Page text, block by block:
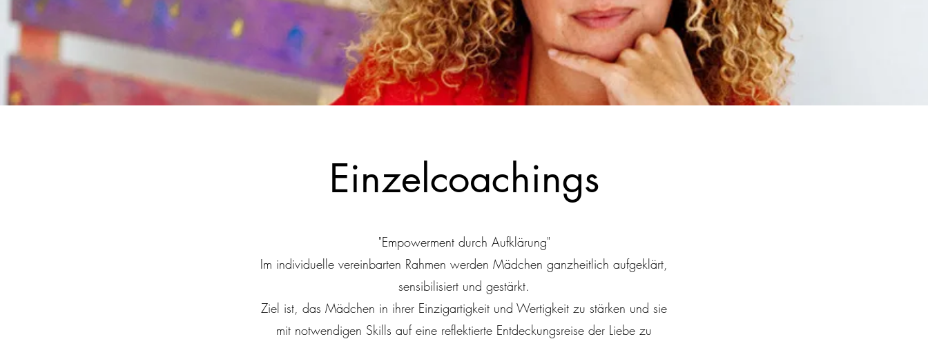
Einzelcoachings
"Empowerment durch Aufklärung"
Im individuelle vereinbarten Rahmen werden Mädchen ganzheitlich aufgeklärt,
sensibilisiert und gestärkt.
Ziel ist, das Mädchen in ihrer Einzigartigkeit und Wertigkeit zu stärken und sie
mit notwendigen Skills auf eine reflektierte Entdeckungsreise der Liebe zu